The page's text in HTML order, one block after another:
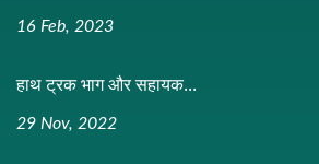
16 Feb, 2023
हाथ ट्रक भाग और सहायक...
29 Nov, 2022